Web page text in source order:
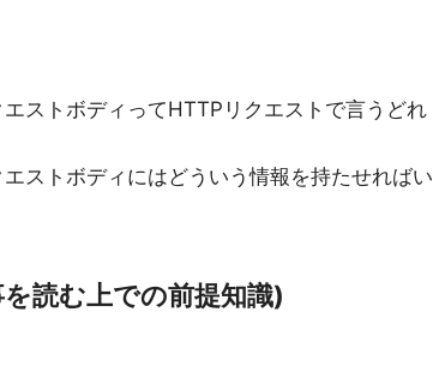
ストボディってHTTPリクエストで言うどれ
ストボディにはどういう情報を持たせればい
読む上での前提知識)